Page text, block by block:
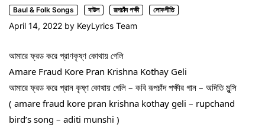
Baul & Folk Songs বাউল রূপচাঁদ পক্ষী লোকগীতি
April 14, 2022 by KeyLyrics Team
আমারে ফ্রড করে প্রাণকৃষ্ণ কোথায় গেলি
Amare Fraud Kore Pran Krishna Kothay Geli
আমারে ফ্রড করে প্রান কৃষ্ণ কোথায় গেলি – কবি রূপচাঁদ পক্ষীর গান – অদিতি মুন্সি
( amare fraud kore pran krishna kothay geli – rupchand
bird’s song – aditi munshi )